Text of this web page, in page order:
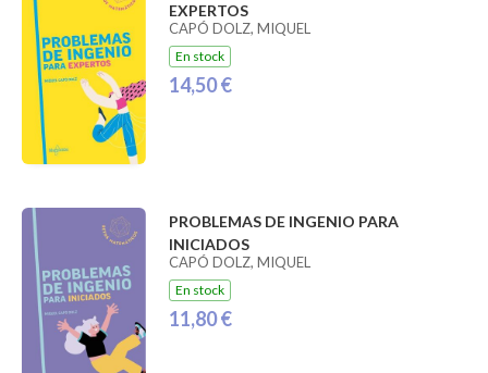
EXPERTOS
CAPÓ DOLZ, MIQUEL
En stock
14,50 €
PROBLEMAS DE INGENIO PARA
INICIADOS
CAPÓ DOLZ, MIQUEL
En stock
11,80 €